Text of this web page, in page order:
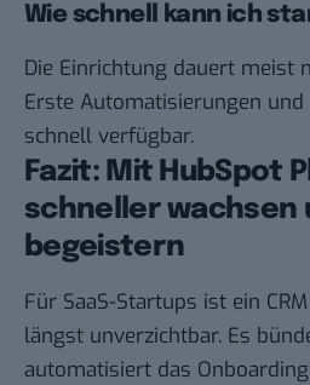
Wie schnell kann ich
Die Einrichtung dauert meist
Erste Automatisierungen
schnell verfügbar.
Fazit: Mit HubSpot
schneller wachsen
begeistern
Für SaaS-Startups ist ein
längst unverzichtbar. Es
automatisiert das